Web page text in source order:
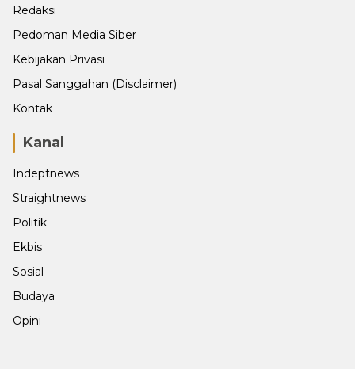
Redaksi
Pedoman Media Siber
Kebijakan Privasi
Pasal Sanggahan (Disclaimer)
Kontak
Kanal
Indeptnews
Straightnews
Politik
Ekbis
Sosial
Budaya
Opini